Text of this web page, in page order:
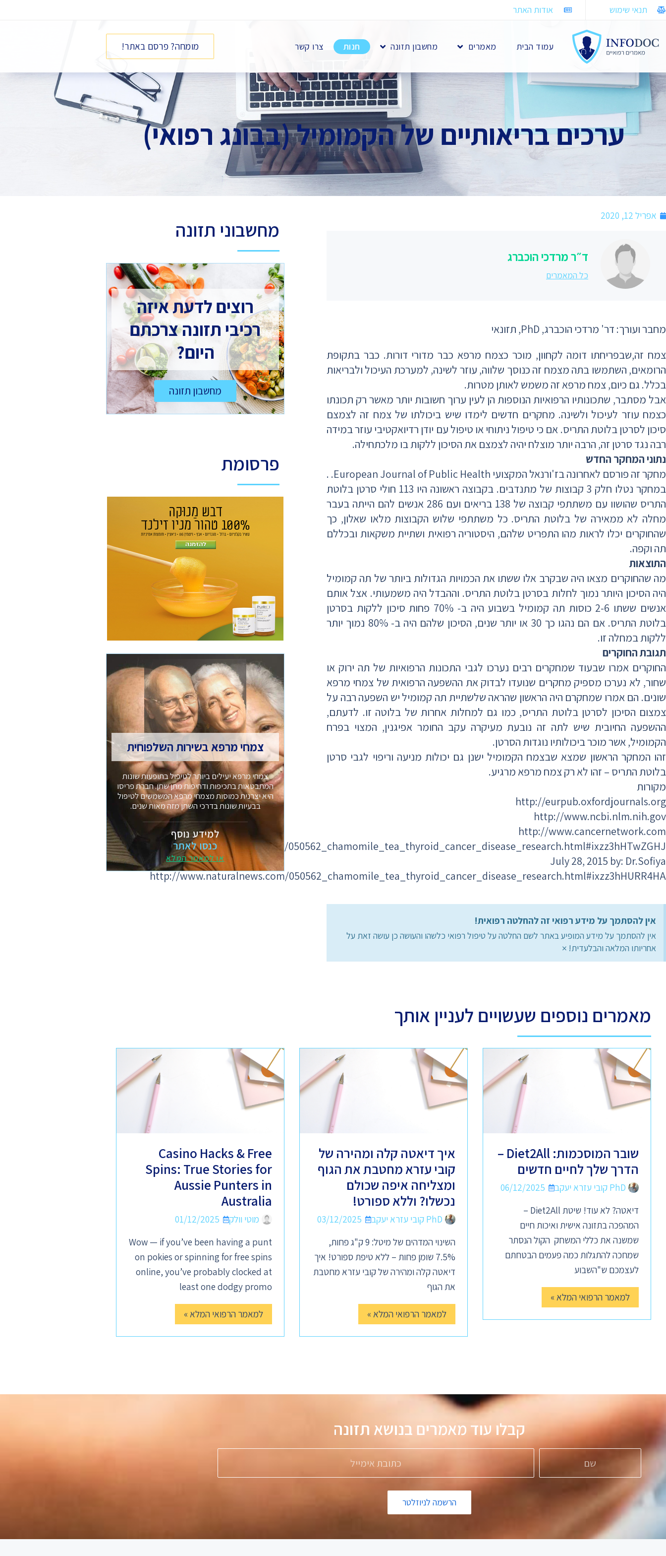
תנאי שימוש אודות האתר
עמוד הבית מאמרים מחשבון תזונה חנות צרו קשר מומחה? פרסם באתר!
ערכים בריאותיים של הקמומיל (בבונג רפואי)
אפריל 12, 2020
ד״ר מרדכי הוכברג
כל המאמרים
מחבר ועורך: דר' מרדכי הוכברג, PhD, תזונאי
צמח זה,שבפריחתו דומה לקחוון, מוכר כצמח מרפא כבר מדורי דורות. כבר בתקופת
הרומאים, השתמשו בתה מצמח זה כנוסך שלווה, עוזר לשינה, למערכת העיכול ולבריאות
בכלל. גם כיום, צמח מרפא זה משמש לאותן מטרות.
אבל מסתבר, שתכונותיו הרפואיות הנוספות הן לעין ערוך חשובות יותר מאשר רק תכונתו
כצמח עוזר לעיכול ולשינה. מחקרים חדשים לימדו שיש ביכולתו של צמח זה לצמצם
סיכון לסרטן בלוטת התריס. אם כי טיפול ניתוחי או טיפול עם יודן רדיואקטיבי עוזר במידה
רבה נגד סרטן זה, הרבה יותר מוצלח יהיה לצמצם את הסיכון ללקות בו מלכתחילה.
נתוני המחקר החדש
מחקר זה פורסם לאחרונה בז'ורנאל המקצועי European Journal of Public Health. .
במחקר נטלו חלק 3 קבוצות של מתנדבים. בקבוצה ראשונה היו 113 חולי סרטן בלוטת
התריס שהושוו עם משתתפי קבוצה של 138 בריאים ועם 286 אנשים להם הייתה בעבר
מחלה לא ממאירה של בלוטת התריס. כל משתתפי שלוש הקבוצות מלאו שאלון, כך
שהחוקרים יכלו לראות מהו התפריט שלהם, היסטוריה רפואית ושתיית משקאות ובכללם
תה וקפה.
התוצאות
מה שהחוקרים מצאו היה שבקרב אלו ששתו את הכמויות הגדולות ביותר של תה קמומיל
היה הסיכון היותר נמוך לחלות בסרטן בלוטת התריס. וההבדל היה משמעותי. אצל אותם
אנשים ששתו 2-6 כוסות תה קמומיל בשבוע היה ב- 70% פחות סיכון ללקות בסרטן
בלוטת התריס. אם הם נהגו כך 30 או יותר שנים, הסיכון שלהם היה ב- 80% נמוך יותר
ללקות במחלה זו.
תגובת החוקרים
החוקרים אמרו שבעוד שמחקרים רבים נערכו לגבי התכונות הרפואיות של תה ירוק או
שחור, לא נערכו מספיק מחקרים שנועדו לבדוק את ההשפעה הרפואית של צמחי מרפא
שונים. הם אמרו שמחקרם היה הראשון שהראה שלשתיית תה קמומיל יש השפעה רבה על
צמצום הסיכון לסרטן בלוטת התריס, כמו גם למחלות אחרות של בלוטה זו. לדעתם,
ההשפעה החיובית שיש לתה זה נובעת מעיקרה עקב החומר אפיגנין, המצוי בפרח
הקמומיל, אשר מוכר ביכולותיו נוגדות הסרטן.
זהו המחקר הראשון שמצא שבצמח הקמומיל ישנן גם יכולות מניעה וריפוי לגבי סרטן
בלוטת התריס – זהו לא רק צמח מרפא מרגיע.
מקורות
http://eurpub.oxfordjournals.org
http://www.ncbi.nlm.nih.gov
http://www.cancernetwork.com
http://www.naturalnews.com/050562_chamomile_tea_thyroid_cancer_disease_research.html#ixzz3hHTwZGHJ
July 28, 2015 by: Dr.Sofiya
http://www.naturalnews.com/050562_chamomile_tea_thyroid_cancer_disease_research.html#ixzz3hHURR4HA
אין להסתמך על מידע רפואי זה להחלטה רפואית!
אין להסתמך על מידע המופיע באתר לשם החלטה על טיפול רפואי כלשהו והעושה כן עושה זאת על
אחריותו המלאה והבלעדית! ×
מחשבוני תזונה
רוצים לדעת איזה
רכיבי תזונה צרכתם
היום?
מחשבון תזונה
פרסומת
צמחי מרפא בשירות השלפוחית
צמחי מרפא יעילים ביותר לטיפול בתופעות שונות
המתבטאות בתכיפות ודחיפות מתן שתן. חברת פריסו
היא יצרנית כמוסות מצמחי מרפא המשמשים לטיפול
בבעיות שונות בדרכי השתן מזה מאות שנים.
למידע נוסף
כנסו לאתר
או למאמר המלא
מאמרים נוספים שעשויים לעניין אותך
שובר המוסכמות: Diet2All –
הדרך שלך לחיים חדשים
PhD קובי עזרא יעקב
06/12/2025
דיאטה? לא עוד! שיטת Diet2All –
המהפכה בתזונה אישית ואיכות חיים
שמשנה את כללי המשחק הקול הנסתר
שמחכה להתגלות כמה פעמים הבטחתם
לעצמכם ש"השבוע
למאמר הרפואי המלא »
איך דיאטה קלה ומהירה של
קובי עזרא מחטבת את הגוף
ומצליחה איפה שכולם
נכשלו? וללא ספורט!
PhD קובי עזרא יעקב
03/12/2025
השינוי המדהים של מיטל: 9 ק"ג פחות,
7.5% שומן פחות – ללא טיפת ספורט! איך
דיאטה קלה ומהירה של קובי עזרא מחטבת
את הגוף
למאמר הרפואי המלא »
Casino Hacks & Free
Spins: True Stories for
Aussie Punters in
Australia
מוטי וולק
01/12/2025
Wow — if you’ve been having a punt
on pokies or spinning for free spins
online, you’ve probably clocked at
least one dodgy promo
למאמר הרפואי המלא »
קבלו עוד מאמרים בנושא
הרשמה לניוזלטר